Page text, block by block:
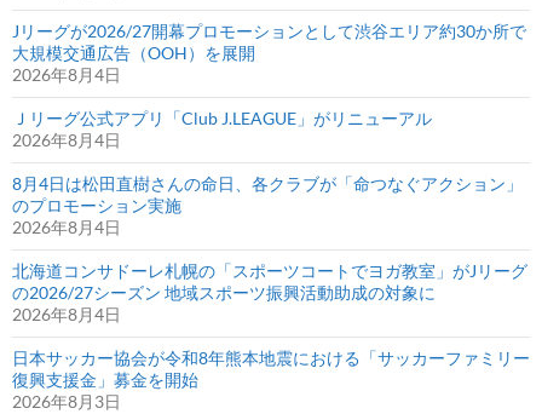
Jリーグが2026/27開幕プロモーションとして渋谷エリア約30か所で
大規模交通広告（OOH）を展開
2026年8月4日
Ｊリーグ公式アプリ「Club J.LEAGUE」がリニューアル
2026年8月4日
8月4日は松田直樹さんの命日、各クラブが「命つなぐアクション」
のプロモーション実施
2026年8月4日
北海道コンサドーレ札幌の「スポーツコートでヨガ教室」がJリーグ
の2026/27シーズン 地域スポーツ振興活動助成の対象に
2026年8月4日
日本サッカー協会が令和8年熊本地震における「サッカーファミリー
復興支援金」募金を開始
2026年8月3日